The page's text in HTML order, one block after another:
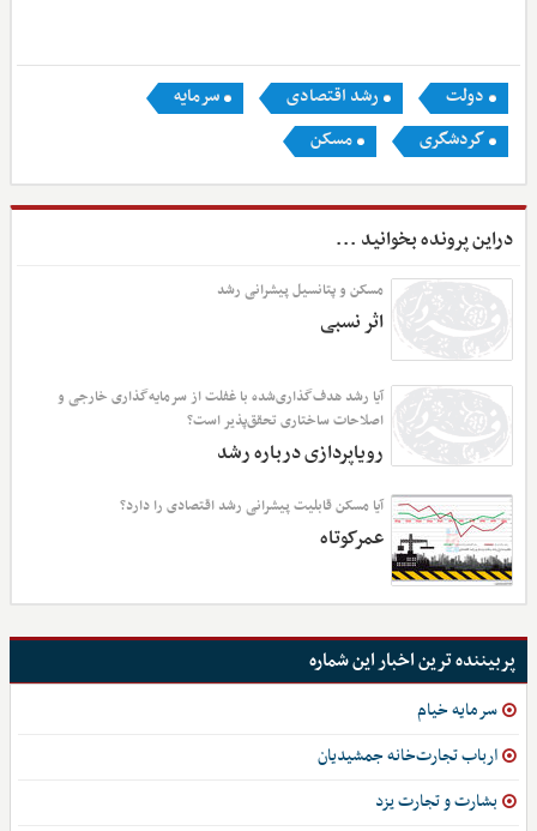
دولت رشد اقتصادی
سرمایه
گردشگری
مسکن
دراین پرونده بخوانید ...
مسکن و پتانسیل پیشرانی رشد
اثر نسبی
آیا رشد هدف‌گذاری‌شده با غفلت از سرمایه‌گذاری خارجی و
اصلاحات ساختاری تحقق‌پذیر است؟
رویاپردازی درباره رشد
آیا مسکن قابلیت پیشرانی رشد اقتصادی را دارد؟
عمرکوتاه
پربیننده ترین اخبار این شماره
سرمایه خیام
ارباب تجارت‌خانه‌ جمشیدیان
بشارت و تجارت یزد